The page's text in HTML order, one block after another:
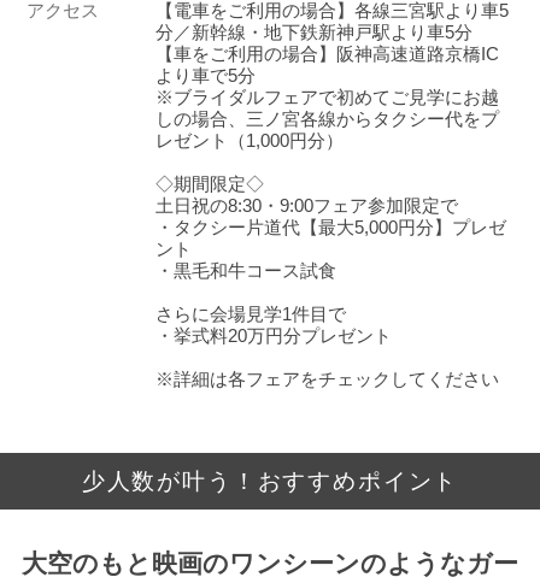
アクセス
【電車をご利用の場合】各線三宮駅より車5
分／新幹線・地下鉄新神戸駅より車5分
【車をご利用の場合】阪神高速道路京橋IC
より車で5分
※ブライダルフェアで初めてご見学にお越
しの場合、三ノ宮各線からタクシー代をプ
レゼント（1,000円分）
◇期間限定◇
土日祝の8:30・9:00フェア参加限定で
・タクシー片道代【最大5,000円分】プレゼ
ント
・黒毛和牛コース試食
さらに会場見学1件目で
・挙式料20万円分プレゼント
※詳細は各フェアをチェックしてください
少人数が叶う！おすすめポイント
大空のもと映画のワンシーンのようなガー